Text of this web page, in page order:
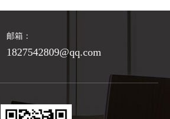
邮箱：
1827542809@qq.com